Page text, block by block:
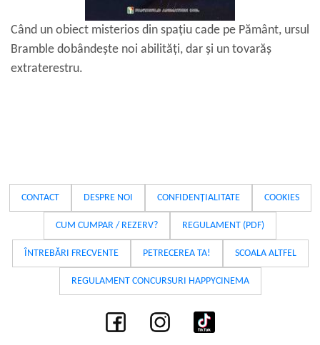
Când un obiect misterios din spațiu cade pe Pământ, ursul
Bramble dobândește noi abilități, dar și un tovarăș
extraterestru.
CONTACT DESPRE NOI CONFIDENȚIALITATE COOKIES
CUM CUMPAR / REZERV? REGULAMENT (PDF)
ÎNTREBĂRI FRECVENTE PETRECEREA TA! SCOALA ALTFEL
REGULAMENT CONCURSURI HAPPYCINEMA